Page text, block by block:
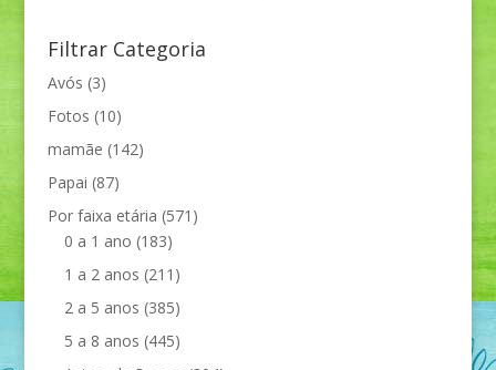
Filtrar Categoria
Avós (3)
Fotos (10)
mamãe (142)
Papai (87)
Por faixa etária (571)
0 a 1 ano (183)
1 a 2 anos (211)
2 a 5 anos (385)
5 a 8 anos (445)